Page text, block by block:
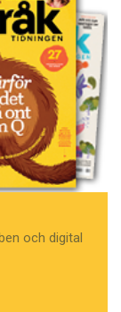
och digital